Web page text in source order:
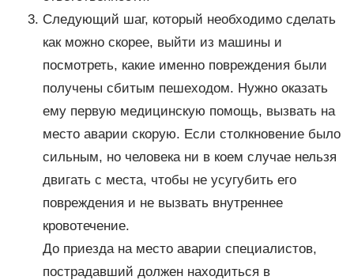
Следующий шаг, который необходимо сделать
как можно скорее, выйти из машины и
посмотреть, какие именно повреждения были
получены сбитым пешеходом. Нужно оказать
ему первую медицинскую помощь, вызвать на
место аварии скорую. Если столкновение было
сильным, но человека ни в коем случае нельзя
двигать с места, чтобы не усугубить его
повреждения и не вызвать внутреннее
кровотечение.
До приезда на место аварии специалистов,
пострадавший должен находиться в